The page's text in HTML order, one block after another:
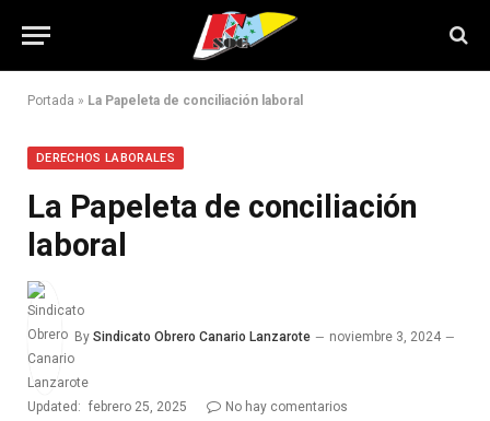
Portada » La Papeleta de conciliación laboral
DERECHOS LABORALES
La Papeleta de conciliación
laboral
By Sindicato Obrero Canario Lanzarote noviembre 3, 2024
Updated: febrero 25, 2025
No hay comentarios